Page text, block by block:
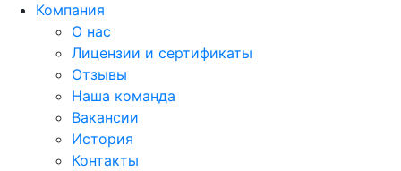
Компания
О нас
Лицензии и сертификаты
Отзывы
Наша команда
Вакансии
История
Контакты